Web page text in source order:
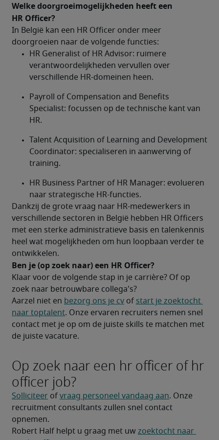
Welke doorgroeimogelijkheden heeft een
In België kan een HR Officer onder meer
doorgroeien naar de volgende functies:
HR Generalist of HR Advisor: ruimere
verantwoordelijkheden vervullen over
verschillende HR-domeinen heen.
Payroll of Compensation and Benefits
Specialist: focussen op de technische kant van
HR.
Talent Acquisition of Learning and Development
Coordinator: specialiseren in aanwerving of
training.
HR Business Partner of HR Manager: evolueren
naar strategische HR-functies.
Dankzij de grote vraag naar HR-medewerkers in
verschillende sectoren in België hebben HR Officers
met een sterke administratieve basis en talenkennis
heel wat mogelijkheden om hun loopbaan verder te
ontwikkelen.
Ben je (op zoek naar) een HR Officer?
Klaar voor de volgende stap in je carrière? Of op
zoek naar betrouwbare collega's?
Aarzel niet en bezorg ons je cv of start je zoektocht
naar toptalent. Onze ervaren recruiters nemen snel
contact met je op om de juiste skills te matchen met
de juiste vacature.
Op zoek naar een hr officer of hr
officer job?
Solliciteer of vraag personeel vandaag aan. Onze
recruitment consultants zullen snel contact
opnemen.
Robert Half helpt u graag met uw zoektocht naar